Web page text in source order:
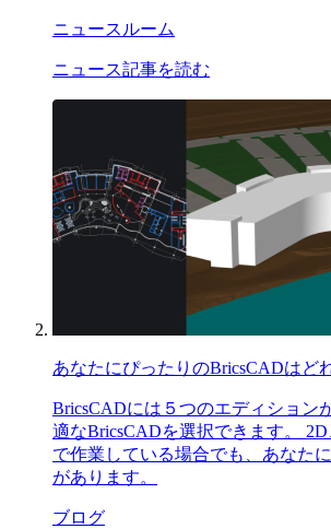
ニュースルーム
ニュース記事を読む
あなたにぴったりのBricsCADはど
BricsCADには５つのエディション
適なBricsCADを選択できます。
で作業している場合でも、あなた
があります。
ブログ